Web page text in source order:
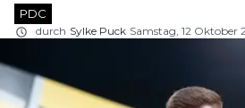
PDC
durch Sylke Puck Samstag, 12 Oktober